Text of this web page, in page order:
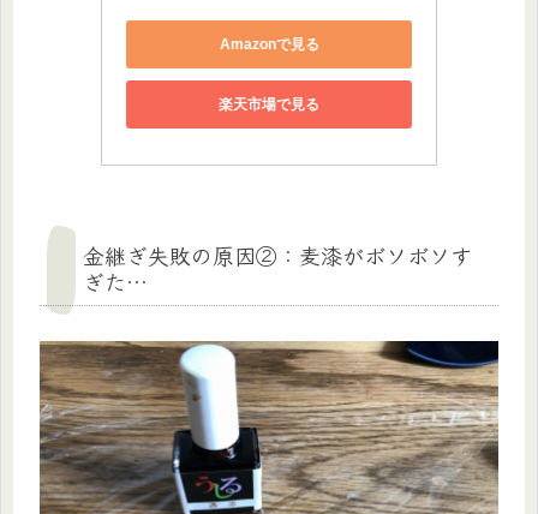
Amazonで見る
楽天市場で見る
金継ぎ失敗の原因②：麦漆がボソボソす
ぎた…